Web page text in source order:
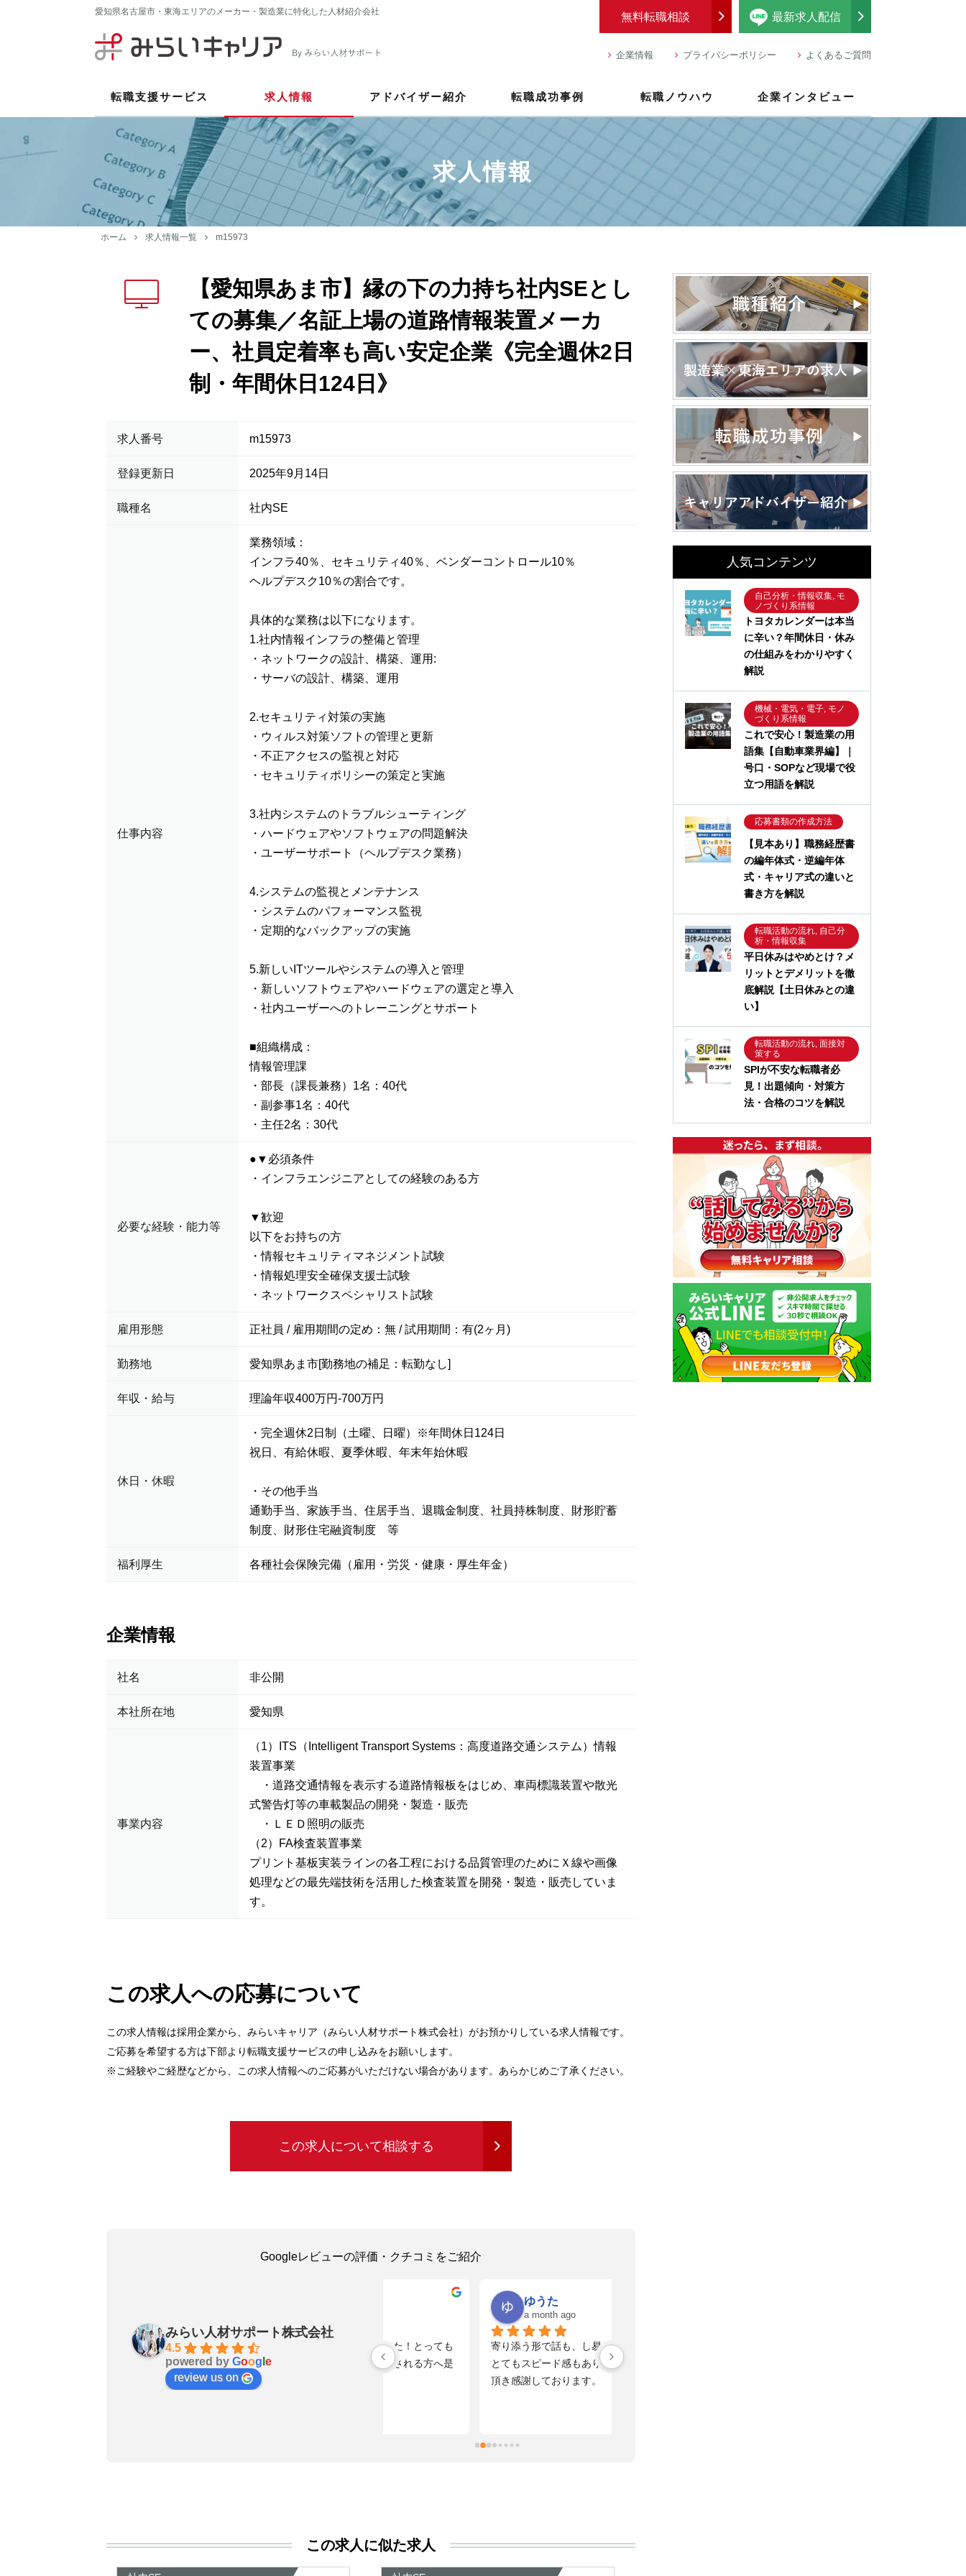
愛知県名古屋市・東海エリアのメーカー・製造業に特化した人材紹介会社 最新求人配信
無料転職相談
企業情報 プライバシーポリシー よくあるご質問
転職支援サービス 求人情報 アドバイザー紹介 転職成功事例 転職ノウハウ 企業インタビュー
求人情報
ホーム 求人情報一覧 m15973
【愛知県あま市】縁の下の力持ち社内SEとし
ての募集／名証上場の道路情報装置メーカ
ー、社員定着率も高い安定企業《完全週休2日
制・年間休日124日》
求人番号 m15973
登録更新日 2025年9月14日
職種名 社内SE
仕事内容
業務領域：
インフラ40％、セキュリティ40％、ベンダーコントロール10％
ヘルプデスク10％の割合です。
具体的な業務は以下になります。
1.社内情報インフラの整備と管理
・ネットワークの設計、構築、運用:
・サーバの設計、構築、運用
2.セキュリティ対策の実施
・ウィルス対策ソフトの管理と更新
・不正アクセスの監視と対応
・セキュリティポリシーの策定と実施
3.社内システムのトラブルシューティング
・ハードウェアやソフトウェアの問題解決
・ユーザーサポート（ヘルプデスク業務）
4.システムの監視とメンテナンス
・システムのパフォーマンス監視
・定期的なバックアップの実施
5.新しいITツールやシステムの導入と管理
・新しいソフトウェアやハードウェアの選定と導入
・社内ユーザーへのトレーニングとサポート
■組織構成：
情報管理課
・部長（課長兼務）1名：40代
・副参事1名：40代
・主任2名：30代
必要な経験・能力等
●▼必須条件
・インフラエンジニアとしての経験のある方
▼歓迎
以下をお持ちの方
・情報セキュリティマネジメント試験
・情報処理安全確保支援士試験
・ネットワークスペシャリスト試験
雇用形態 正社員 / 雇用期間の定め：無 / 試用期間：有(2ヶ月)
勤務地 愛知県あま市[勤務地の補足：転勤なし]
年収・給与 理論年収400万円-700万円
休日・休暇
・完全週休2日制（土曜、日曜）※年間休日124日
祝日、有給休暇、夏季休暇、年末年始休暇
・その他手当
通勤手当、家族手当、住居手当、退職金制度、社員持株制度、財形貯蓄
制度、財形住宅融資制度 等
福利厚生 各種社会保険完備（雇用・労災・健康・厚生年金）
企業情報
社名 非公開
本社所在地 愛知県
事業内容
（1）ITS（Intelligent Transport Systems：高度道路交通システム）情報
装置事業
・道路交通情報を表示する道路情報板をはじめ、車両標識装置や散光
式警告灯等の車載製品の開発・製造・販売
・ＬＥＤ照明の販売
（2）FA検査装置事業
プリント基板実装ラインの各工程における品質管理のためにＸ線や画像
処理などの最先端技術を活用した検査装置を開発・製造・販売していま
す。
この求人への応募について
この求人情報は採用企業から、みらいキャリア（みらい人材サポート株式会社）がお預かりしている求人情報です。
ご応募を希望する方は下部より転職支援サービスの申し込みをお願いします。
※ご経験やご経歴などから、この求人情報へのご応募がいただけない場合があります。あらかじめご了承ください。
この求人について相談する
Googleレビューの評価・クチコミをご紹介
みらい人材サポート株式会社
4.5
powered byGoog le
review us on
お陰で無事に転職成功しました！とっても
良いエージェントです〜転職される方へ是
非おすすめします！
ゆうた
寄り添う形で話も、し易く
とてもスピード感もあり真摯に向き合って
頂き感謝しております。
この求人に似た求人
人気コンテンツ
自己分析・情報収集, モ
ノづくり系情報
トヨタカレンダーは本当
に辛い？年間休日・休み
の仕組みをわかりやすく
解説
機械・電気・電子, モノ
づくり系情報
これで安心！製造業の用
語集【自動車業界編】｜
号口・SOPなど現場で役
立つ用語を解説
応募書類の作成方法
【見本あり】職務経歴書
の編年体式・逆編年体
式・キャリア式の違いと
書き方を解説
転職活動の流れ, 自己分
析・情報収集
平日休みはやめとけ？メ
リットとデメリットを徹
底解説【土日休みとの違
い】
転職活動の流れ, 面接対
策する
SPIが不安な転職者必
見！出題傾向・対策方
法・合格のコツを解説